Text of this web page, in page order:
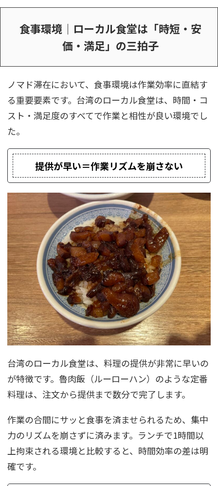
食事環境｜ローカル食堂は「時短・安
価・満足」の三拍子
ノマド滞在において、食事環境は作業効率に直結す
る重要要素です。台湾のローカル食堂は、時間・コ
スト・満足度のすべてで作業と相性が良い環境でし
た。
提供が早い＝作業リズムを崩さない
台湾のローカル食堂は、料理の提供が非常に早いの
が特徴です。魯肉飯（ルーローハン）のような定番
料理は、注文から提供まで数分で完了します。
作業の合間にサッと食事を済ませられるため、集中
力のリズムを崩さずに済みます。ランチで1時間以
上拘束される環境と比較すると、時間効率の差は明
確です。